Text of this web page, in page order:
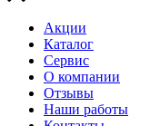
Акции
Каталог
Сервис
О компании
Отзывы
Наши работы